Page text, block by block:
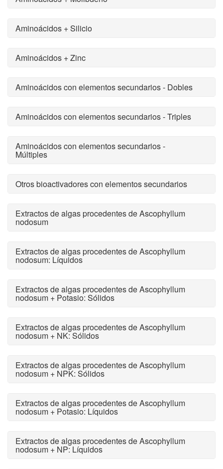
Aminoácidos + Silicio
Aminoácidos + Zinc
Aminoácidos con elementos secundarios - Dobles
Aminoácidos con elementos secundarios - Triples
Aminoácidos con elementos secundarios -
Múltiples
Otros bioactivadores con elementos secundarios
Extractos de algas procedentes de Ascophyllum
nodosum
Extractos de algas procedentes de Ascophyllum
nodosum: Líquidos
Extractos de algas procedentes de Ascophyllum
nodosum + Potasio: Sólidos
Extractos de algas procedentes de Ascophyllum
nodosum + NK: Sólidos
Extractos de algas procedentes de Ascophyllum
nodosum + NPK: Sólidos
Extractos de algas procedentes de Ascophyllum
nodosum + Potasio: Líquidos
Extractos de algas procedentes de Ascophyllum
nodosum + NP: Líquidos